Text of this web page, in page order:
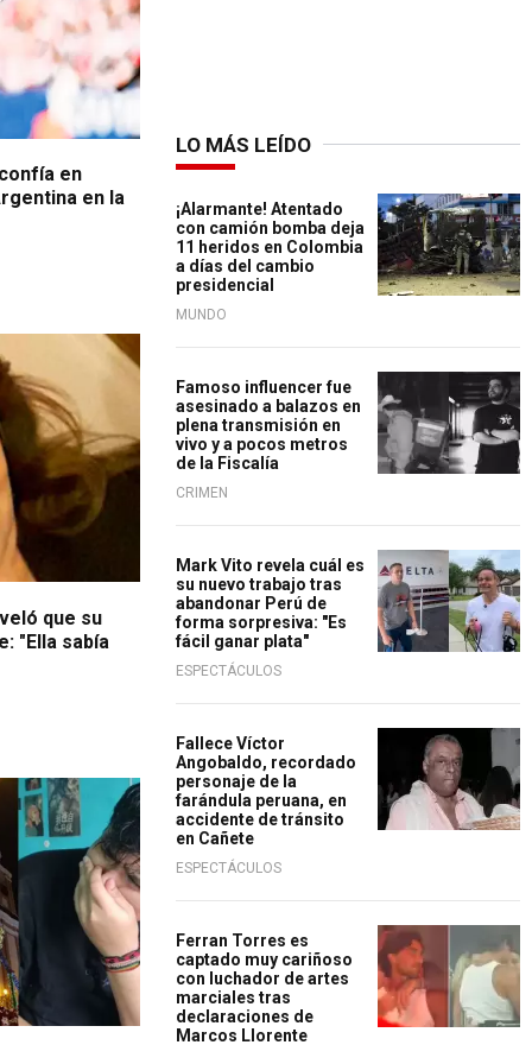
en
en la
que su
"Ella sabía
LO MÁS LEÍDO
¡Alarmante! Atentado
con camión bomba deja
11 heridos en Colombia
a días del cambio
presidencial
MUNDO
Famoso influencer fue
asesinado a balazos en
plena transmisión en
vivo y a pocos metros
de la Fiscalía
CRIMEN
Mark Vito revela cuál es
su nuevo trabajo tras
abandonar Perú de
forma sorpresiva: "Es
fácil ganar plata"
ESPECTÁCULOS
Fallece Víctor
Angobaldo, recordado
personaje de la
farándula peruana, en
accidente de tránsito
en Cañete
ESPECTÁCULOS
Ferran Torres es
captado muy cariñoso
con luchador de artes
marciales tras
declaraciones de
Marcos Llorente